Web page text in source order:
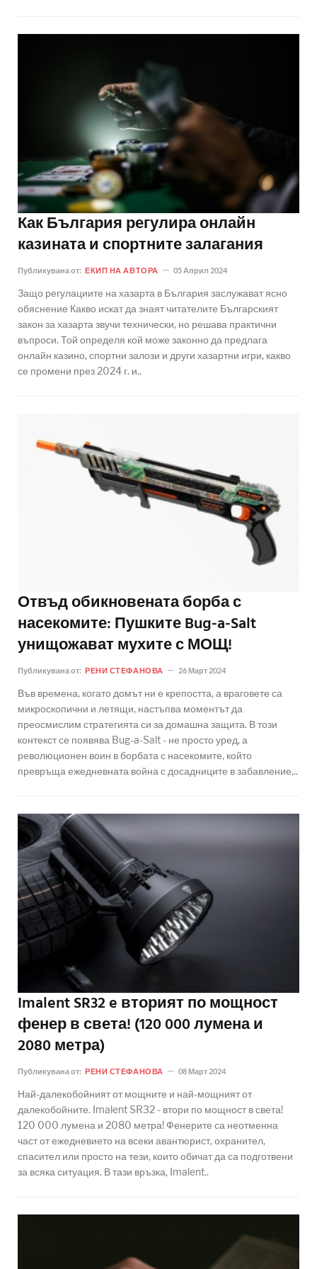
Как България регулира онлайн
казината и спортните залагания
Публикувана от: ЕКИП НА АВТОРА 05 Април 2024
Защо регулациите на хазарта в България заслужават ясно
обяснение Какво искат да знаят читателите Българският
закон за хазарта звучи технически, но решава практични
въпроси. Той определя кой може законно да предлага
онлайн казино, спортни залози и други хазартни игри, какво
се промени през 2024 г. и..
Отвъд обикновената борба с
насекомите: Пушките Bug-a-Salt
унищожават мухите с МОЩ!
Публикувана от: РЕНИ СТЕФАНОВА 26 Март 2024
Във времена, когато домът ни е крепостта, а враговете са
микроскопични и летящи, настъпва моментът да
преосмислим стратегията си за домашна защита. В този
контекст се появява Bug-a-Salt - не просто уред, а
революционен воин в борбата с насекомите, който
превръща ежедневната война с досадниците в забавление,..
Imalent SR32 e вторият по мощност
фенер в света! (120 000 лумена и
2080 метра)
Публикувана от: РЕНИ СТЕФАНОВА 08 Март 2024
Най-далекобойният от мощните и най-мощният от
далекобойните. Imalent SR32 - втори по мощност в света!
120 000 лумена и 2080 метра! Фенерите са неотменна
част от ежедневието на всеки авантюрист, охранител,
спасител или просто на тези, които обичат да са подготвени
за всяка ситуация. В тази връзка, Imalent..